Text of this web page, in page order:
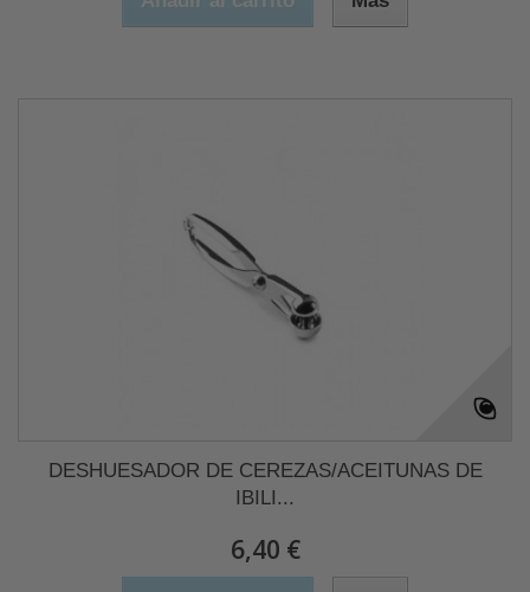
DESHUESADOR DE CEREZAS/ACEITUNAS DE
IBILI...
6,40 €